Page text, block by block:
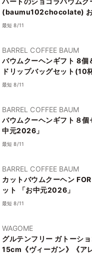
最短 8/11
BARREL COFFEE BAUM
バウムクーヘンギフト 8個
ドリップバッグセット(10杯分)
元2026」
最短 8/11
BARREL COFFEE BAUM
バウムクーヘンギフト８個
中元2026」
最短 8/11
BARREL COFFEE BAUM
カットバウムクーヘン
ット 「お中元2026」
最短 8/11
WAGOME
グルテンフリー ガトーシ
15cm《ヴィーガン》《ア